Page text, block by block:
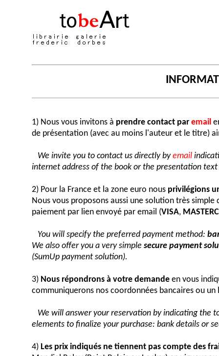
1) Nous vous invitons à prendre contact par email
de présentation (avec au moins l'auteur et le titre)
We invite you to contact us directly byemail
internet address of the book or the presentation
2) Pour la France et la zone euro nous privilégions
Nous vous proposons aussi une solution très simple
paiement par lien envoyé par email (VISA,
You will specify the preferred payment method:
We also offer you a very simple secure payment
(SumUp payment solution).
3) Nous répondrons à votre demande en vous
communiquerons nos coordonnées bancaires ou
We will answer your reservation by indicating the
elements to finalize your purchase: bank details or
4) Les prix indiqués ne tiennent pas compte des